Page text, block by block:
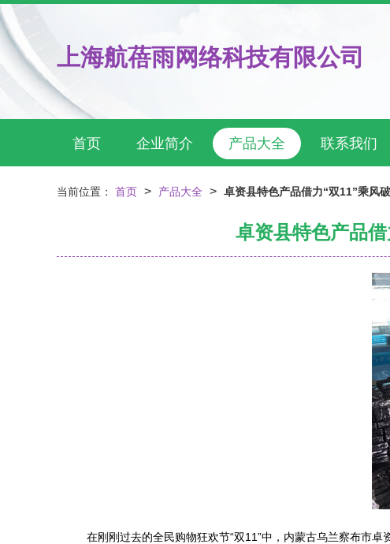
上海航蓓雨网络科技有限公司
首页 企业简介 产品大全 联系我们
当前位置： 首页 > 产品大全 > 卓资县特色产品借力“双11”乘风
卓资县特色产品
在刚刚过去的全民购物狂欢节“双11”中，内蒙古乌兰察布市